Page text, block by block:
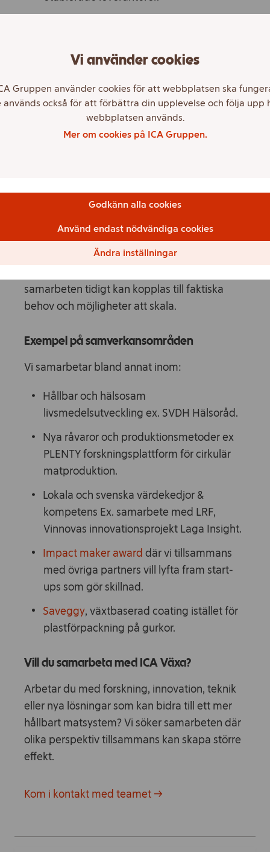
lokala aktörer.
Fokus på lösningar som kan bidra till
systemförändring.
Samverkan är både ett verktyg för
innovation och en förutsättning för
Kopplat till strategi och genomförande
integrerat med ICA Växas övriga uppdrag –
från framsyn och strategi till sortiments‑ och
samarbeten tidigt kan kopplas till faktiska
behov och möjligheter att skala.
Exempel på samverkansområden
Vi samarbetar bland annat inom:
Hållbar och hälsosam
livsmedelsutveckling ex. SVDH Hälsoråd.
Nya råvaror och produktionsmetoder ex
PLENTY forskningsplattform för cirkulär
matproduktion.
Lokala och svenska värdekedjor &
kompetens Ex. samarbete med LRF,
Vinnovas innovationsprojekt Laga Insight.
Impact maker award där vi tillsammans
med övriga partners vill lyfta fram start-
ups som gör skillnad.
Saveggy, växtbaserad coating istället för
plastförpackning på gurkor.
Vill du samarbeta med ICA Växa?
Arbetar du med forskning, innovation, teknik
eller nya lösningar som kan bidra till ett mer
hållbart matsystem? Vi söker samarbeten där
olika perspektiv tillsammans kan skapa större
effekt.
Kom i kontakt med teamet →
Vi använder cookies
Gruppen använder cookies för att webbplatsen ska
används också för att förbättra din upplevelse och följa upp
webbplatsen används.
Mer om cookies på ICA Gruppen.
Godkänn alla cookies
Använd endast nödvändiga cookies
Ändra inställningar